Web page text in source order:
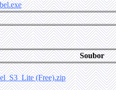
Soubor
(Free).zip